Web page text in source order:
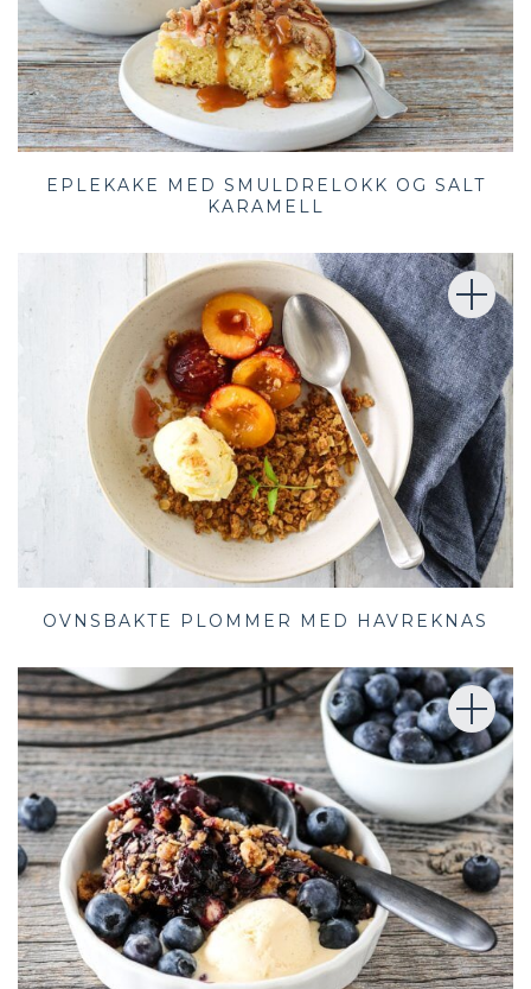
EPLEKAKE MED SMULDRELOKK OG SALT
KARAMELL
OVNSBAKTE PLOMMER MED HAVREKNAS